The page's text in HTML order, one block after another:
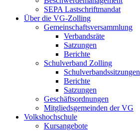
SEPA Lastschriftmandat
Über die VG-Zolling
Gemeinschaftsversammlung
Verbandsräte
Satzungen
Berichte
Schulverband Zolling
Schulverbandssitzungen
Berichte
Satzungen
Geschäftsordnungen
Mitgliedsgemeinden der VG
Volkshochschule
Kursangebote